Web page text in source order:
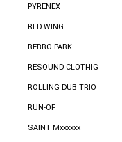
PYRENEX
RED WING
RERRO-PARK
RESOUND CLOTHIG
ROLLING DUB TRIO
RUN-OF
SAINT Mxxxxxx